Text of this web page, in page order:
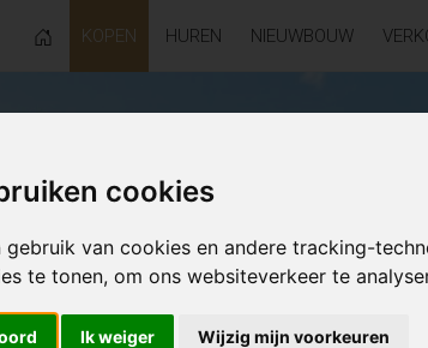
cookies
gebruik van cookies en andere tracking-
te tonen, om ons websiteverkeer te
Ik weiger Wijzig mijn voorkeuren
KOPEN HUREN NIEUWBOUW